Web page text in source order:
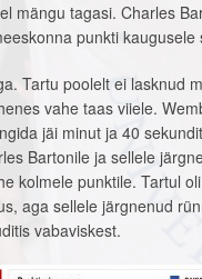
mängu tagasi. Charles
punkti kaugusele
Tartu poolelt ei lasknud
vahe taas viiele.
jäi minut ja 40
Bartonile ja sellele
kolmele punktile. Tartul
aga sellele järgnenud
vabaviskest.